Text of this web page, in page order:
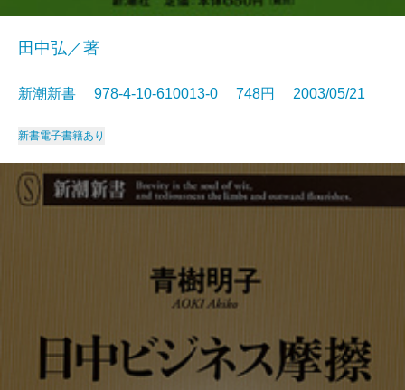
田中弘／著
新潮新書 978-4-10-610013-0 748円 2003/05/21
新書電子書籍あり